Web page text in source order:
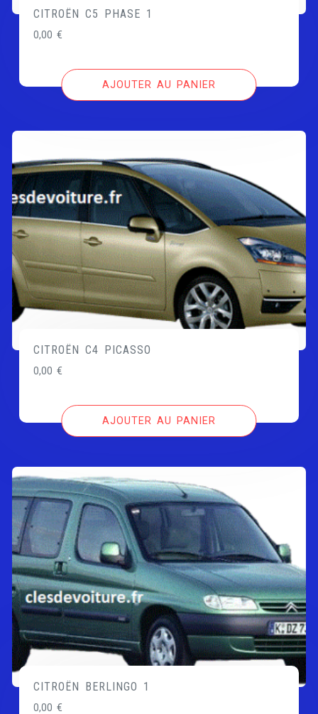
CITROËN C5 PHASE 1
0,00€
AJOUTER AU PANIER
CITROËN C4 PICASSO
0,00€
AJOUTER AU PANIER
CITROËN BERLINGO 1
0,00€